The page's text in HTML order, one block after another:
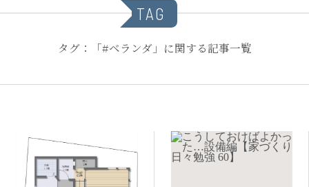
TAG
タグ：「#ベランダ」に関する記事一覧